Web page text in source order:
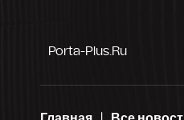
Porta-Plus.ru